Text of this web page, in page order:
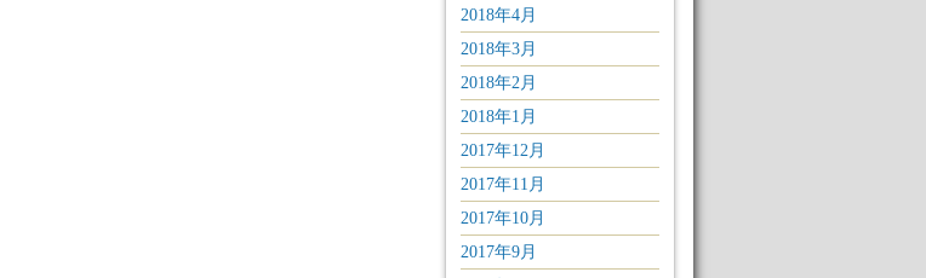
2018年4月
2018年3月
2018年2月
2018年1月
2017年12月
2017年11月
2017年10月
2017年9月